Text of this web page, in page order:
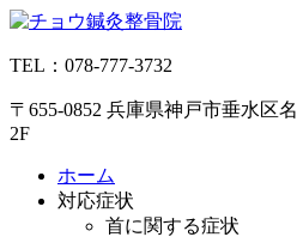
コ
テ
ツ
へ
TEL：078-777-3732
〒655-0852 兵庫県神戸市垂水区
2F
ホーム
対応症状
首に関する症状